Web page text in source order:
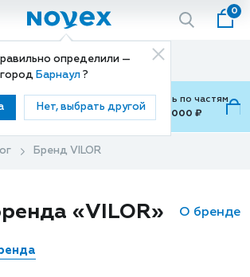
определили —
Барнаул ?
Нет, выбрать другой
0
Способ доставки
Доставка
ваши с Подели
Можно оплатить по частям
от 700 ₽ до 15,000 ₽
Бренд VILOR
«VILOR» О бренде